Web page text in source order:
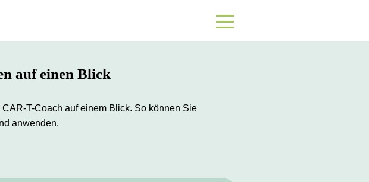
auf einen Blick
T-Coach auf einem Blick. So können Sie
anwenden.